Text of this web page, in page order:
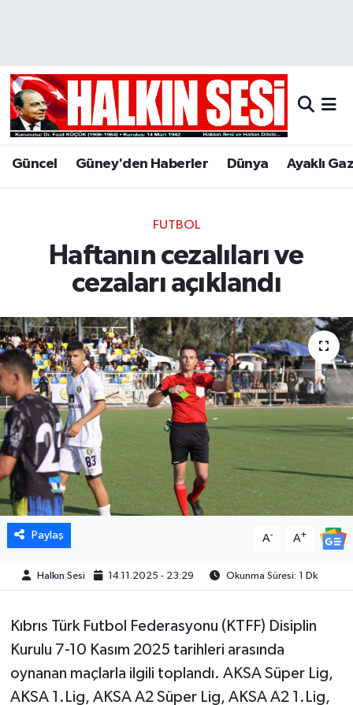
Güncel Güney'den Haberler Dünya Ayaklı
FUTBOL
Haftanın cezalıları ve
cezaları açıklandı
Paylaş A- A+
Halkın Sesi 14.11.2025 - 23:29 Okunma Süresi: 1 Dk
Kıbrıs Türk Futbol Federasyonu (KTFF) Disiplin
Kurulu 7-10 Kasım 2025 tarihleri arasında
oynanan maçlarla ilgili toplandı. AKSA Süper Lig,
AKSA 1.Lig, AKSA A2 Süper Lig, AKSA A2 1.Lig,
Hava Durumu
Trafik Durumu
Son Dakika Haberleri